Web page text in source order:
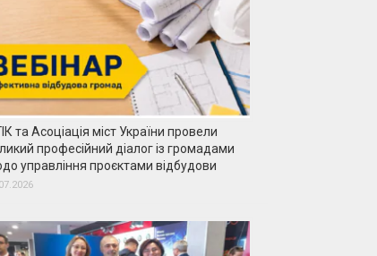
та Асоціація міст України провели
професійний діалог із громадами
управління проєктами відбудови